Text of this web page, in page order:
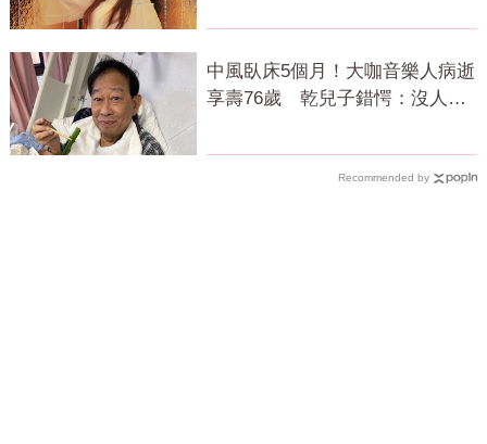
中風臥床5個月！大咖音樂人病逝
享壽76歲 乾兒子錯愕：沒人通
Recommended by